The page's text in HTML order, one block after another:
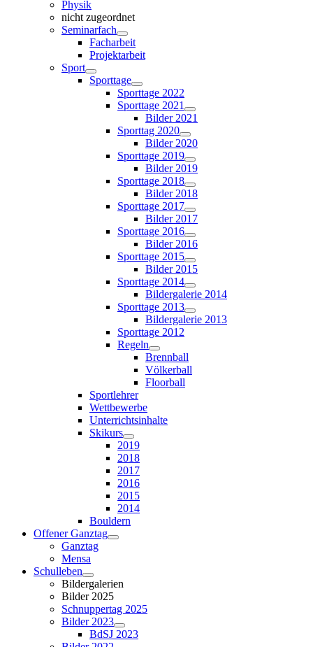
Physik
nicht zugeordnet
Seminarfach
Facharbeit
Projektarbeit
Sport
Sporttage
Sporttage 2022
Sporttage 2021
Bilder 2021
Sporttag 2020
Bilder 2020
Sporttage 2019
Bilder 2019
Sporttage 2018
Bilder 2018
Sporttage 2017
Bilder 2017
Sporttage 2016
Bilder 2016
Sporttage 2015
Bilder 2015
Sporttage 2014
Bildergalerie 2014
Sporttage 2013
Bildergalerie 2013
Sporttage 2012
Regeln
Brennball
Völkerball
Floorball
Sportlehrer
Wettbewerbe
Unterrichtsinhalte
Skikurs
2019
2018
2017
2016
2015
2014
Bouldern
Offener Ganztag
Ganztag
Mensa
Schulleben
Bildergalerien
Bilder 2025
Schnuppertag 2025
Bilder 2023
BdSJ 2023